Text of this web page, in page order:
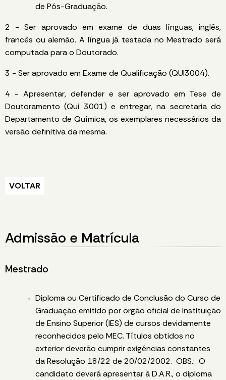
de Pós-Graduação.
2 - Ser aprovado em exame de duas línguas, inglês,
francês ou alemão. A língua já testada no Mestrado será
computada para o Doutorado.
3 - Ser aprovado em Exame de Qualificação (QUI3004).
4 - Apresentar, defender e ser aprovado em Tese de
Doutoramento (Qui 3001) e entregar, na secretaria do
Departamento de Química, os exemplares necessários da
versão definitiva da mesma.
VOLTAR
Admissão e Matrícula
Mestrado
Diploma ou Certificado de Conclusão do Curso de
Graduação emitido por orgão oficial de Instituição
de Ensino Superior (IES) de cursos devidamente
reconhecidos pelo MEC. Títulos obtidos no
exterior deverão cumprir exigências constantes
da Resolução 18/22 de 20/02/2002. OBS.: O
candidato deverá apresentar à D.A.R., o diploma